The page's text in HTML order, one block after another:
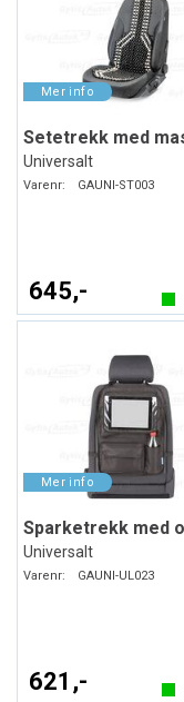
Universalt
Varenr: GAUNI-ST003
645,-
Universalt
Varenr: GAUNI-UL023
621,-